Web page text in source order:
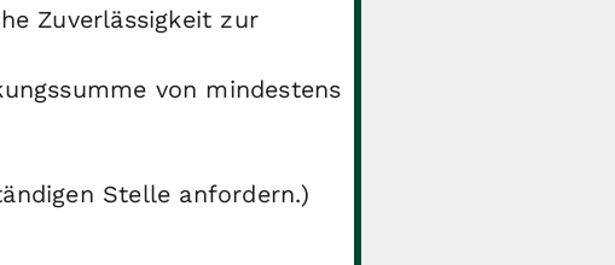
Zuverlässigkeit zur
von mindestens
Stelle anfordern.)